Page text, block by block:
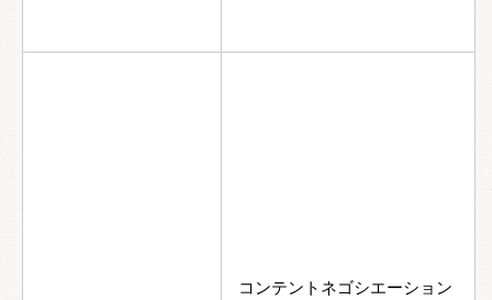
コンテントネゴシエーション